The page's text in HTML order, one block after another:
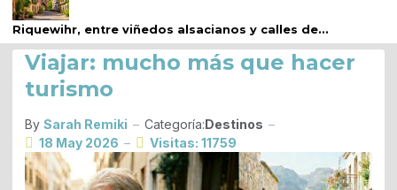
Riquewihr, entre viñedos alsacianos y calles de...
Viajar: mucho más que hacer
turismo
By Sarah Remiki Categoría:Destinos
18 May 2026
Visitas: 11759